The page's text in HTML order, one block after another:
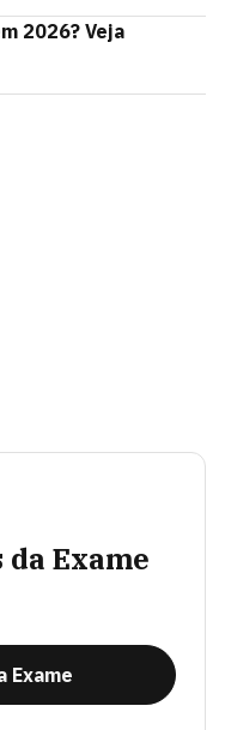
2026? Veja
Exame
Exame